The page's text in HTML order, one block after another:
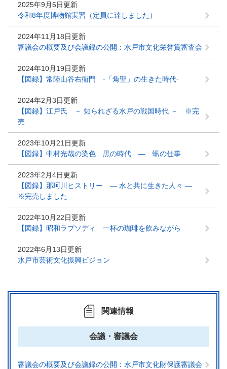
2025年9月6日更新
令和8年度博物館実習（定員に達しました）
2024年11月18日更新
審議会の概要及び会議録の公開：水戸市文化栄誉賞審査会
2024年10月19日更新
【図録】常陸山谷右衛門 -「角聖」の生きた時代-
2024年2月3日更新
【図録】江戸氏 － 知られざる水戸の戦国時代 － ※完
売
2023年10月21日更新
【図録】中村光哉の染色 黒の時代 ― 蝋の仕事
2023年2月4日更新
【図録】那珂川ヒストリー ― 水と共に生きた人々 ―
※完売しました
2022年10月22日更新
【図録】昭和ラプソディ 一杯の珈琲を飲みながら
2022年6月13日更新
水戸市芸術文化振興ビジョン
関連情報
会議・審議会
審議会の概要及び会議録の公開：水戸市文化財保護審議会